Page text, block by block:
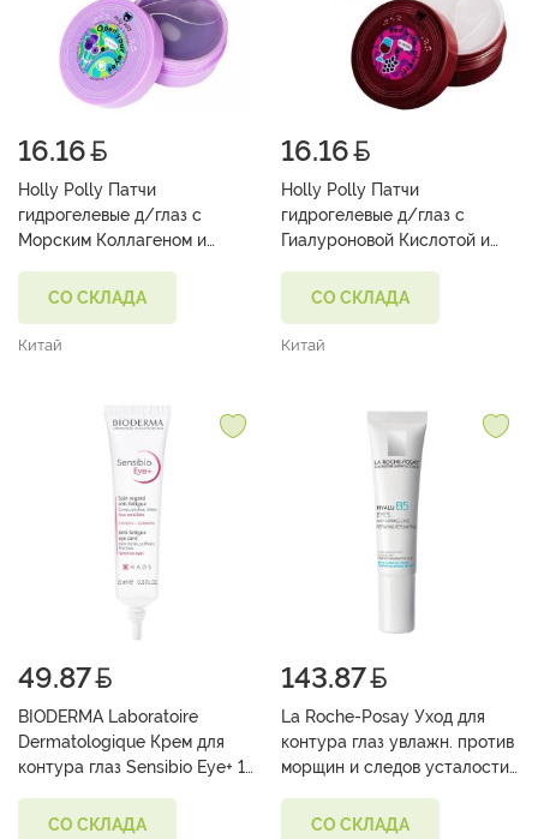
16.16
Holly Polly Патчи
гидрогелевые д/глаз с
Морским Коллагеном и
СО СКЛАДА
Китай
16.16
Holly Polly Патчи
гидрогелевые д/глаз с
Гиалуроновой Кислотой и
№60СО СКЛАДА
Китай
49.87
BIODERMA Laboratoire
Dermatologique Крем для
контура глаз Sensibio Eye+ 15
СО СКЛАДА
143.87
La Roche-Posay Уход для
контура глаз увлажн. против
морщин и следов усталости
СО СКЛАДА